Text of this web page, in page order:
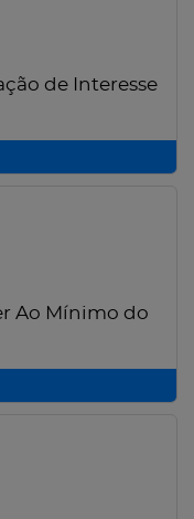
de Interesse
Ao Mínimo do